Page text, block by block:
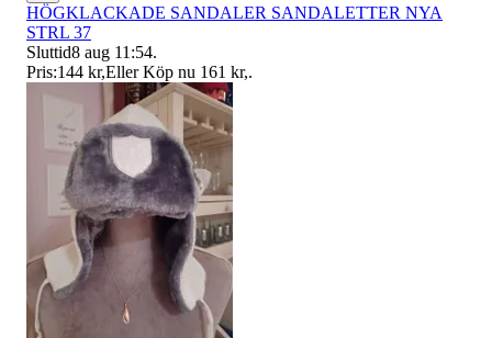
HÖGKLACKADE SANDALER SANDALETTER NYA
STRL 37
Sluttid8 aug 11:54.
Pris:144 kr,Eller Köp nu 161 kr,.